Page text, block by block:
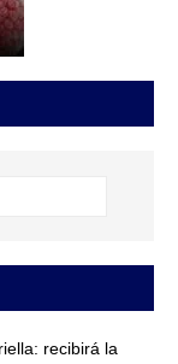
recibirá la